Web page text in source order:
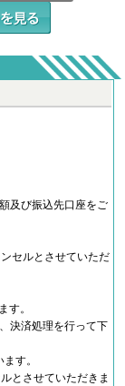
及び振込先口座をご
セルとさせていただ
。
決済処理を行って下
す。
とさせていただきま